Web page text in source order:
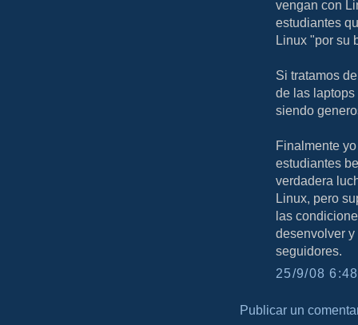
vengan con
estudiantes
Linux "por su
Si tratamos
de las
siendo
Finalmente
estudiantes
verdadera
Linux, pero
las
desenvolver
seguidores.
25/9/08
Publicar un